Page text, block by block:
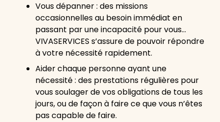
Vous dépanner : des missions
occasionnelles au besoin immédiat en
passant par une incapacité pour vous…
VIVASERVICES s’assure de pouvoir répondre
à votre nécessité rapidement.
Aider chaque personne ayant une
nécessité : des prestations régulières pour
vous soulager de vos obligations de tous les
jours, ou de façon à faire ce que vous n’êtes
pas capable de faire.